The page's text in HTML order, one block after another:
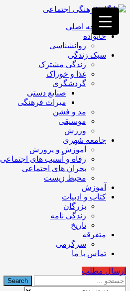
فصد
خون
غرب
تهران
خشکشویی
تصفیه
تهران
صفحه اصلی
خانواده
روانشناسی
سبک زندگی
زندگی مشترک
غذا و خوراک
گردشگری
صنایع دستی
میراث فرهنگی
مد و فشن
موسیقی
ورزش
جامعه شهری
آموزش و پرورش
رفاه و آسیب های اجتماعی
بحران های اجتماعی
محیط زیست
آموزش
کتاب و ادبیات
بزرگان
زندگی نامه
تاریخ
متفرقه
سرگرمی
تماس با ما
ارسال مطلب